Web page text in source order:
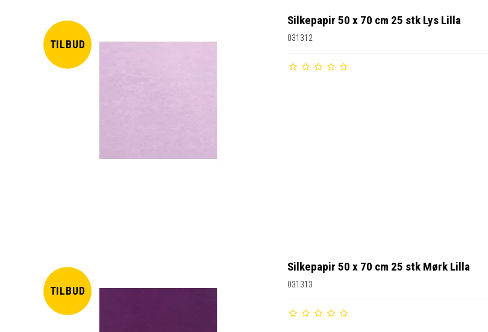
TILBUD
Silkepapir 50 x 70 cm 25 stk Lys Lilla
031312
TILBUD
Silkepapir 50 x 70 cm 25 stk Mørk Lilla
031313